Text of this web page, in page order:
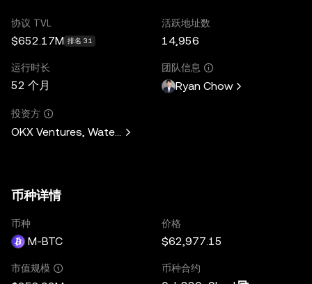
协议 TVL
$652.17M 排名 31
活跃地址数
14,956
运行时长
52 个月
团队信息
Ryan Chow
投资方
OKX Ventures, Waterdrip Capital, CMT Digital, Laser
币种详情
币种
M-BTC
价格
$62,977.15
市值规模 币种合约